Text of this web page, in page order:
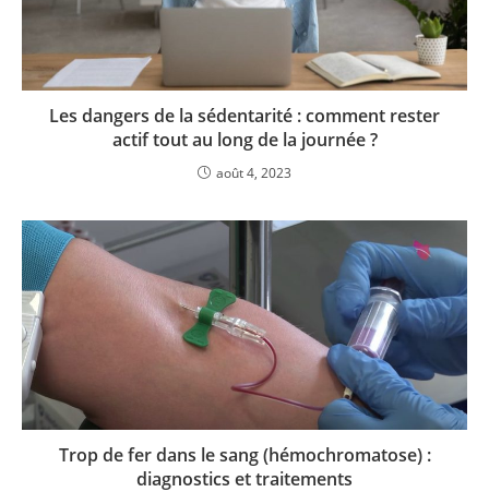
Les dangers de la sédentarité : comment rester
actif tout au long de la journée ?
août 4, 2023
Trop de fer dans le sang (hémochromatose) :
diagnostics et traitements